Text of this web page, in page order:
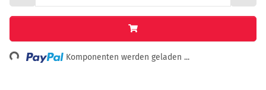
Loading... Komponenten werden geladen ...